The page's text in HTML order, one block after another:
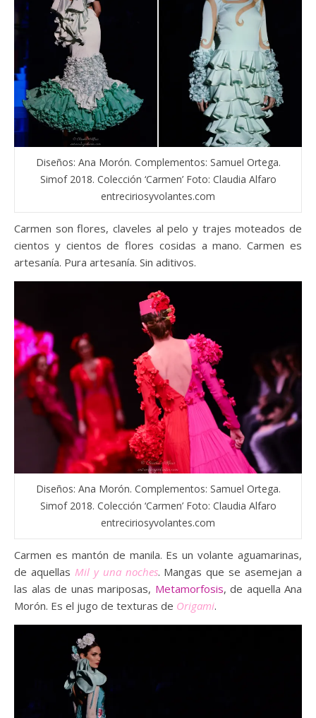
Diseños: Ana Morón. Complementos: Samuel Ortega.
Simof 2018. Colección ‘Carmen’ Foto: Claudia Alfaro
entreciriosyvolantes.com
Carmen son flores, claveles al pelo y trajes moteados de
cientos y cientos de flores cosidas a mano. Carmen es
artesanía. Pura artesanía. Sin aditivos.
Diseños: Ana Morón. Complementos: Samuel Ortega.
Simof 2018. Colección ‘Carmen’ Foto: Claudia Alfaro
entreciriosyvolantes.com
Carmen es mantón de manila. Es un volante aguamarinas,
de aquellas Mil y una noches. Mangas que se asemejan a
las alas de unas mariposas, Metamorfosis, de aquella Ana
Morón. Es el jugo de texturas de Origami.